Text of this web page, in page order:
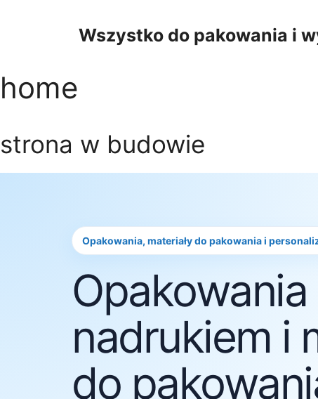
Wszystko do pakowania i
home
strona w budowie
Opakowania, materiały do pakowania i
Opakowania
nadrukiem i
do